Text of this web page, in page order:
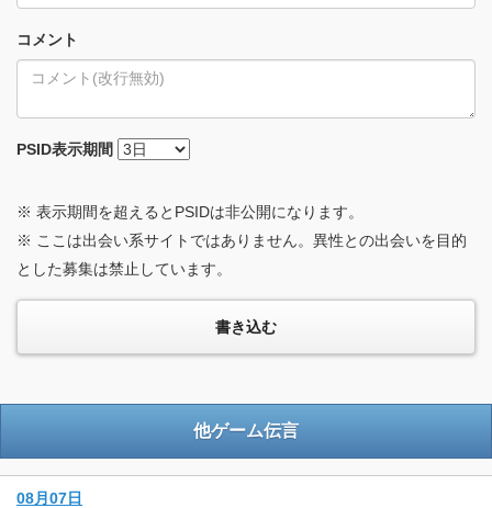
コメント
PSID表示期間
※ 表示期間を超えるとPSIDは非公開になります。
※ ここは出会い系サイトではありません。異性との出会いを目的
とした募集は禁止しています。
他ゲーム伝言
08月07日